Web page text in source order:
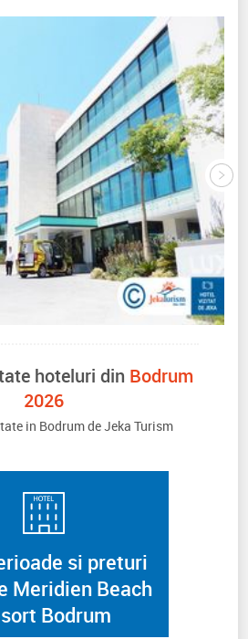
hoteluri din Bodrum
2026
in Bodrum de Jeka Turism
si preturi
Meridien Beach
Bodrum